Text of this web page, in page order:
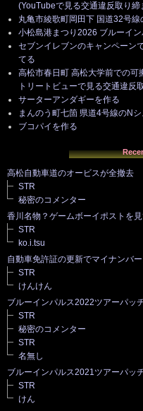
(YouTubeで見る交通違反取り締
丸亀市綾歌町岡田下 国道32号線
小松島港まつり2026 ブルーイ
セブンイレブンのキャンペーン
てる
高松市春日町 高松大学前での可
トリートビューで見る交通違反
サーターアンダギーを作る
まんのう町七箇 県道4号線のN
ブコパイを作る
高松自動車道のオービスが全撤去
STR
秘密のコメンター
香川名物？ゲームボーイポストを
STR
ko.i.tsu
自動車免許証の更新でマイナンバ
STR
けんけん
ブルーインパルス2022ツアーパッ
STR
秘密のコメンター
STR
名無し
ブルーインパルス2021ツアーパッ
STR
けん